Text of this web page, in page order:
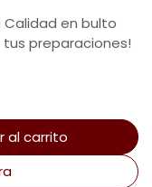
Calidad en bulto
preparaciones!
al carrito